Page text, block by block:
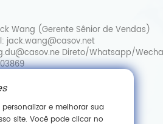
Wang (Gerente Sênior de Vendas)
jack.wang@casov.net
Direto/Whatsapp/
e sugestões
Whatsapp/Wechat: 0086-
e melhorar sua
site. Você pode clicar no